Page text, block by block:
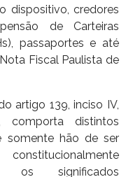
dispositivo, credores
de Carteiras
passaportes e até
Fiscal Paulista de
artigo 139, inciso IV,
comporta distintos
somente hão de ser
os significados